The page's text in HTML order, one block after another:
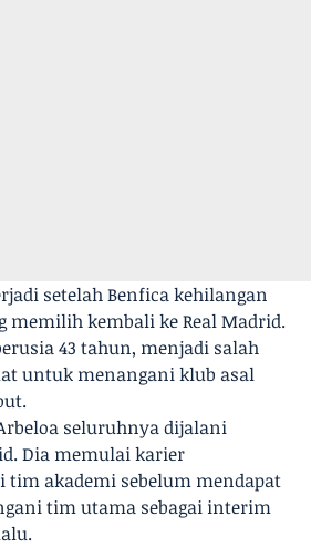
setelah Benfica kehilangan
memilih kembali ke Real Madrid.
43 tahun, menjadi salah
untuk menangani klub asal
seluruhnya dijalani
Dia memulai karier
tim akademi sebelum mendapat
tim utama sebagai interim